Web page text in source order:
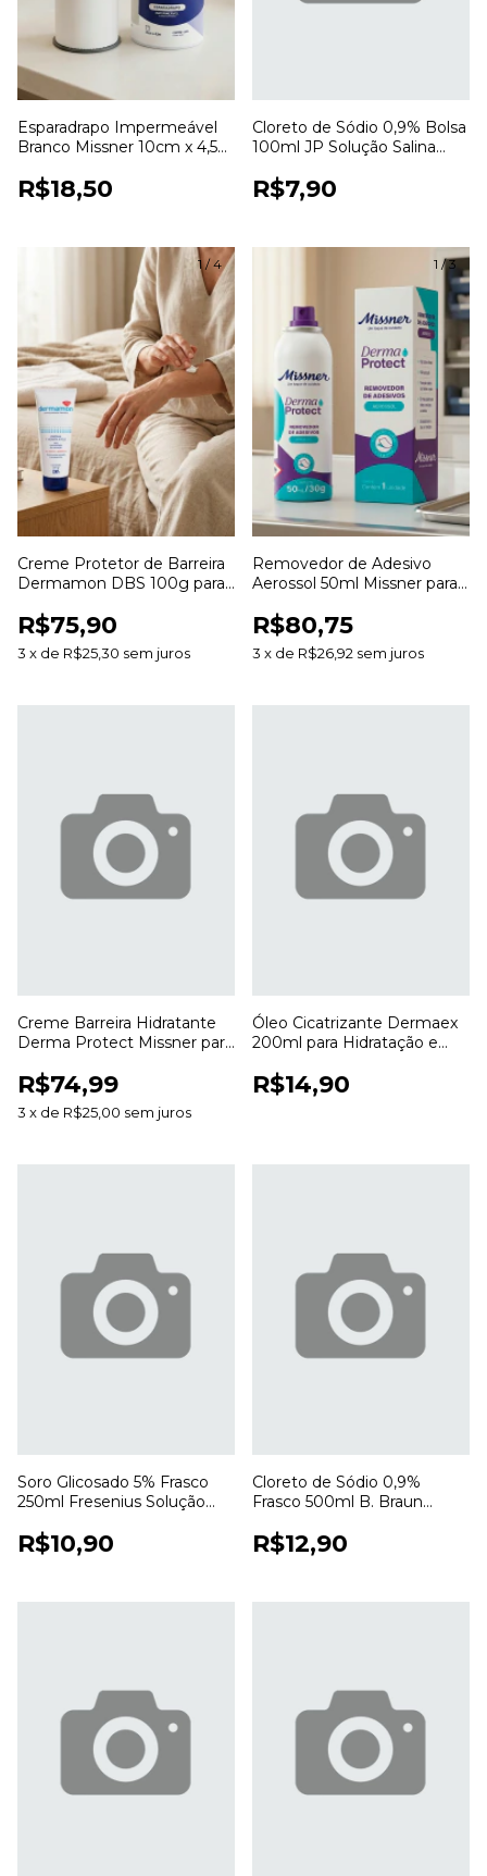
Esparadrapo Impermeável
Branco Missner 10cm x 4,5m
R$18,50
Cloreto de Sódio 0,9% Bolsa
100ml JP Solução Salina
R$7,90
1/4
Creme Protetor de Barreira
Dermamon DBS 100g para
Pele
R$75,90
3 x de R$25,30 sem juros
1 /3
Removedor de Adesivo
Aerossol 50ml Missner para
Resíduos
R$80,75
3 x de R$26,92 sem juros
Creme Barreira Hidratante
Derma Protect Missner para
Pele
R$74,99
3 x de R$25,00 sem juros
Óleo Cicatrizante Dermaex
200ml para Hidratação e
R$14,90
Soro Glicosado 5% Frasco
250ml Fresenius Solução
R$10,90
Cloreto de Sódio 0,9%
Frasco 500ml B. Braun
Estéril para Uso Profissional
R$12,90